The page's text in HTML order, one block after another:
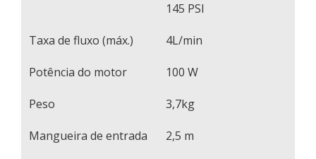
145 PSI
Taxa de fluxo (máx.) 4L/min
Potência do motor 100 W
Peso 3,7kg
Mangueira de entrada 2,5 m